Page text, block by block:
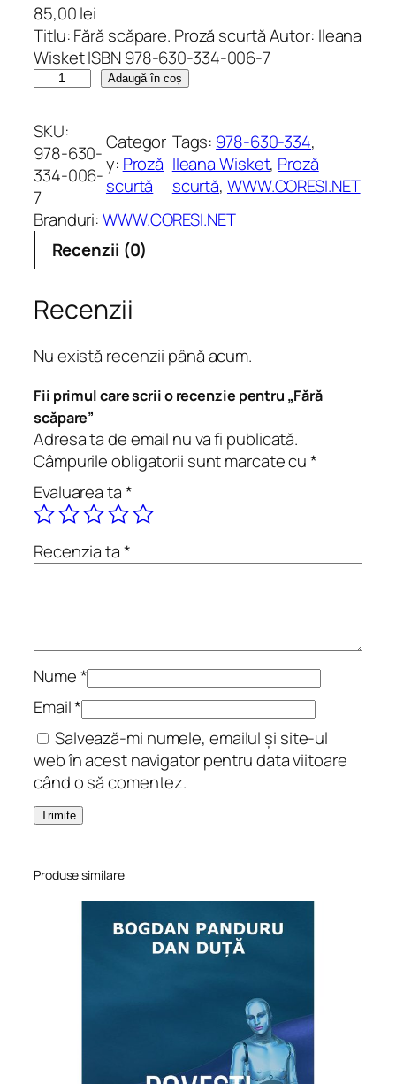
85,00lei
Titlu: Fără scăpare. Proză scurtă Autor: Ileana
Wisket ISBN 978-630-334-006-7
n
t
i
t
a
t
ă
r
ă
s
c
ă
p
a
e
Adaugă în coș
SKU:
978-630-
334-006-
7
Categor
y: Proză
scurtă
Tags: 978-630-334
Ileana Wisket, Proză
scurtă, WWW.CORESI.NET
Branduri:WWW.CORESI.NET
Recenzii (0)
Recenzii
Nu există recenzii până acum.
Fii primul care scrii o recenzie pentru „Fără
scăpare”
Adresa ta de email nu va fi publicată.
Câmpurile obligatorii sunt marcate cu*
Evaluarea ta*
Recenzia ta*
Nume*
Email*
Salvează-mi numele, emailul și site-ul
web în acest navigator pentru data viitoare
când o să comentez.
Produse similare